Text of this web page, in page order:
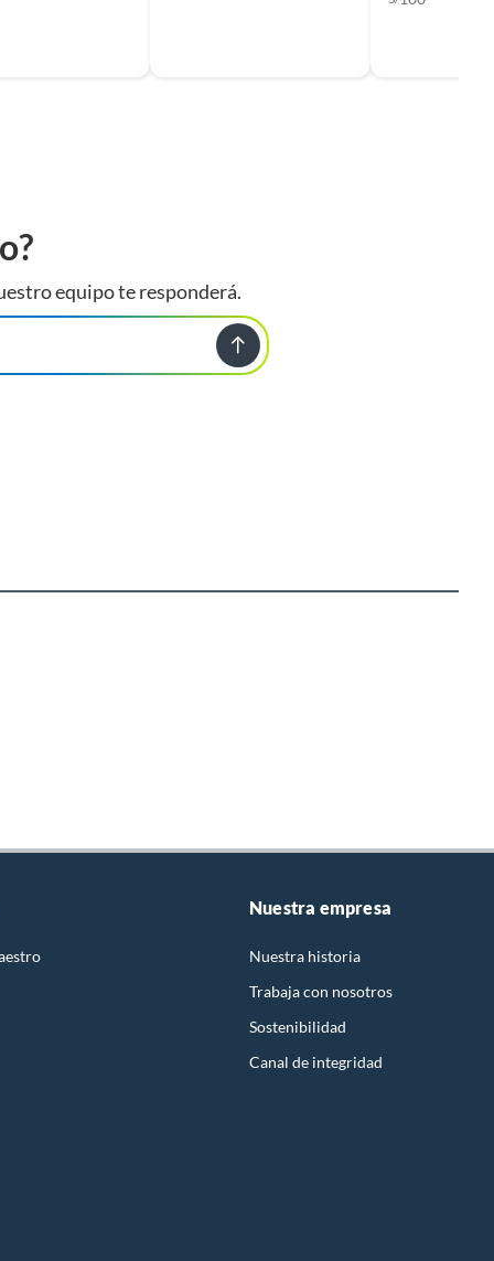
equipo te responderá.
Nuestra empresa
Nuestra historia
Trabaja con nosotros
Sostenibilidad
Canal de integridad